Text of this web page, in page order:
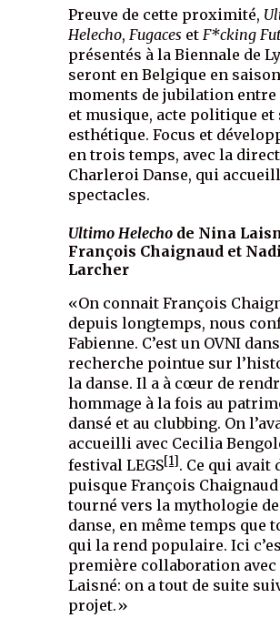
Preuve de cette proximité,
Helecho, Fugaces et F*cking
présentés à la Biennale de
seront en Belgique en
moments de jubilation entre
et musique, acte politique et
esthétique. Focus et
en trois temps, avec la
Charleroi Danse, qui
spectacles.
Ultimo Helecho de Nina
François Chaignaud et
Larcher
«On connait François
depuis longtemps, nous
Fabienne. C’est un OVNI
recherche pointue sur
la danse. Il a à cœur de
hommage à la fois au
dansé et au clubbing. On
accueilli avec Cecilia
festival LEGS[1]. Ce qui avait
puisque François
tourné vers la mythologie
danse, en même temps que
qui la rend populaire. Ici
première collaboration avec
Laisné: on a tout de suite
projet.»